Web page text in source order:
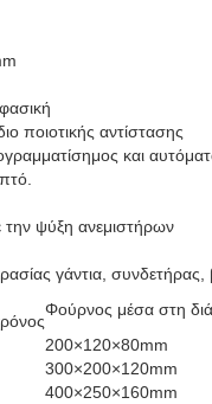
ποιοτικής αντίστασης
και
την ψύξη ανεμιστήρων
γάντια, συνδετήρας,
Φούρνος μέσα στη
200×120×80mm
300×200×120mm
400×250×160mm